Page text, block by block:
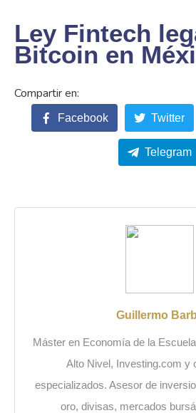
Ley Fintech
Bitcoin en
Facebook Twitter
Telegram
Guillermo
Máster en Economía de la
Alto Nivel, Investing.com y
especializados. Asesor de
oro, divisas, mercados